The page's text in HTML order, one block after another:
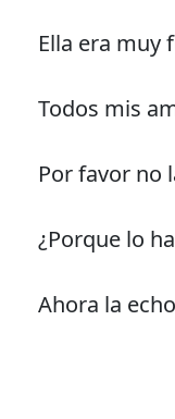
Ella era muy
Todos mis
Por favor no
¿Porque lo
Ahora la